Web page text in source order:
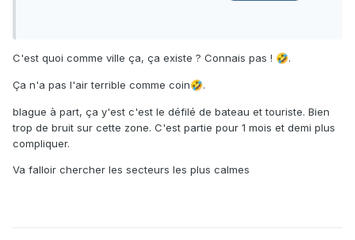
C'est quoi comme ville ça, ça existe ? Connais pas ! 🤣.
Ça n'a pas l'air terrible comme coin🤣.
blague à part, ça y'est c'est le défilé de bateau et touriste. Bien
trop de bruit sur cette zone. C'est partie pour 1 mois et demi plus
compliquer.
Va falloir chercher les secteurs les plus calmes